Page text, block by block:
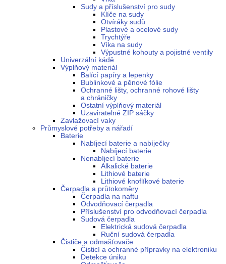
Sudy a příslušenství pro sudy
Klíče na sudy
Otvíráky sudů
Plastové a ocelové sudy
Trychtýře
Víka na sudy
Výpustné kohouty a pojistné ventily
Univerzální kádě
Výplňový materiál
Balící papíry a lepenky
Bublinkové a pěnové fólie
Ochranné lišty, ochranné rohové lišty
a chráničky
Ostatní výplňový materiál
Uzaviratelné ZIP sáčky
Zavlažovací vaky
Průmyslové potřeby a nářadí
Baterie
Nabíjecí baterie a nabíječky
Nabíjecí baterie
Nenabíjecí baterie
Alkalické baterie
Lithiové baterie
Lithiové knoflíkové baterie
Čerpadla a průtokoměry
Čerpadla na naftu
Odvodňovací čerpadla
Příslušenství pro odvodňovací čerpadla
Sudová čerpadla
Elektrická sudová čerpadla
Ruční sudová čerpadla
Čističe a odmašťovače
Čisticí a ochranné přípravky na elektroniku
Detekce úniku